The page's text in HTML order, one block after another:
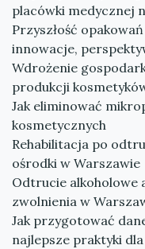
placówki medycznej
Przyszłość
innowacje,
Wdrożenie
produkcji
Jak eliminować
kosmetycznych
Rehabilitacja po
ośrodki w Warszawie
Odtrucie alkoholowe
zwolnienia w
Jak przygotować
najlepsze praktyki